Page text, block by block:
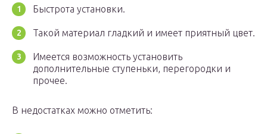
Быстрота установки.
Такой материал гладкий и имеет приятный цвет.
Имеется возможность установить
дополнительные ступеньки, перегородки и
прочее.
В недостатках можно отметить: